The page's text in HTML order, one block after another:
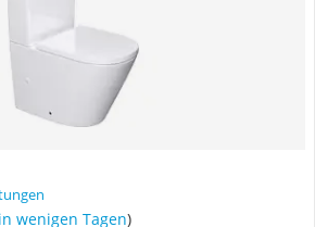
wenigen Tagen)